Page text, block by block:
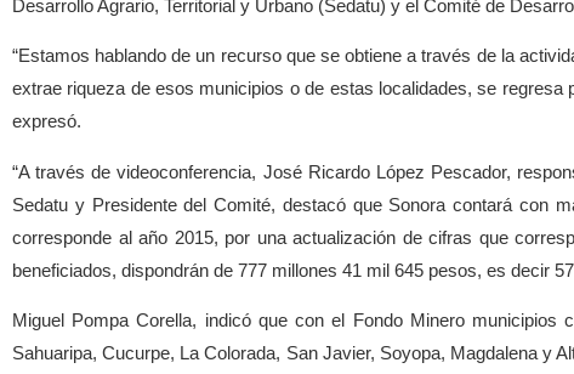
Desarrollo Agrario, Territorial y Urbano (Sedatu) y el Comité de
“Estamos hablando de un recurso que se obtiene a través de la
extrae riqueza de esos municipios o de estas localidades, se
expresó.
“A través de videoconferencia, José Ricardo López Pescador,
Sedatu y Presidente del Comité, destacó que Sonora contará con
corresponde al año 2015, por una actualización de cifras que
beneficiados, dispondrán de 777 millones 41 mil 645 pesos, es decir
Miguel Pompa Corella, indicó que con el Fondo Minero
Sahuaripa, Cucurpe, La Colorada, San Javier, Soyopa, Magdalena y